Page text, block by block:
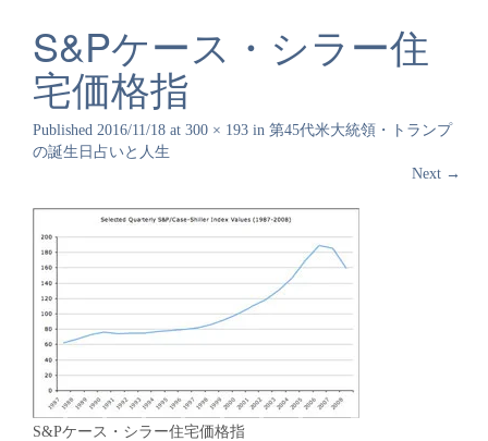
S&Pケース・シラー住
宅価格指
Published 2016/11/18 at 300 × 193 in 第45代米大統領・トランプ
の誕生日占いと人生
Next →
S&Pケース・シラー住宅価格指